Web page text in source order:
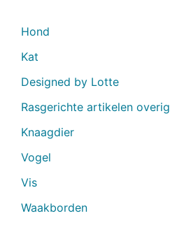
Hond
Kat
Designed by Lotte
Rasgerichte artikelen overig
Knaagdier
Vogel
Vis
Waakborden